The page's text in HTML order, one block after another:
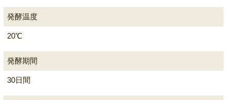
発酵温度
20℃
発酵期間
30日間